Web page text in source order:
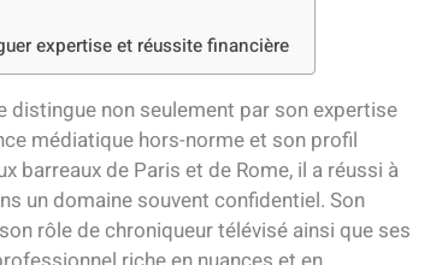
expertise et réussite financière
distingue non seulement par son expertise
médiatique hors-norme et son profil
barreaux de Paris et de Rome, il a réussi à
un domaine souvent confidentiel. Son
rôle de chroniqueur télévisé ainsi que ses